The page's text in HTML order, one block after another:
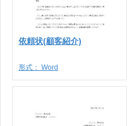
依頼状(顧客紹介)
形式： Word